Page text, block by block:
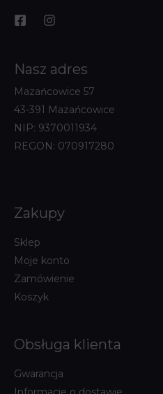
Nasz adres
Mazańcowice 57
43-391 Mazańcowice
NIP: 9370011934
REGON: 070917280
Zakupy
Sklep
Moje konto
Zamówienie
Koszyk
Obsługa klienta
Gwarancja